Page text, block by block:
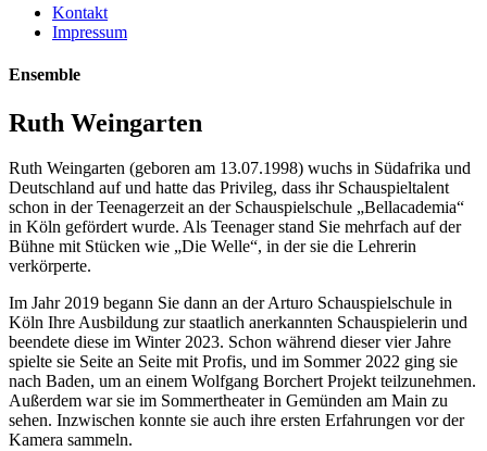
Kontakt
Impressum
Ensemble
Ruth Weingarten
Ruth Weingarten (geboren am 13.07.1998) wuchs in Südafrika und
Deutschland auf und hatte das Privileg, dass ihr Schauspieltalent
schon in der Teenagerzeit an der Schauspielschule „Bellacademia“
in Köln gefördert wurde. Als Teenager stand Sie mehrfach auf der
Bühne mit Stücken wie „Die Welle“, in der sie die Lehrerin
verkörperte.
Im Jahr 2019 begann Sie dann an der Arturo Schauspielschule in
Köln Ihre Ausbildung zur staatlich anerkannten Schauspielerin und
beendete diese im Winter 2023. Schon während dieser vier Jahre
spielte sie Seite an Seite mit Profis, und im Sommer 2022 ging sie
nach Baden, um an einem Wolfgang Borchert Projekt teilzunehmen.
Außerdem war sie im Sommertheater in Gemünden am Main zu
sehen. Inzwischen konnte sie auch ihre ersten Erfahrungen vor der
Kamera sammeln.